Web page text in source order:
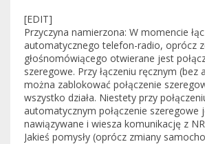
[EDIT]
Przyczyna namierzona: W momencie
automatycznego telefon-radio, oprócz
głośnomówiącego otwierane jest
szeregowe. Przy łączeniu ręcznym (bez
można zablokować połączenie
wszystko działa. Niestety przy
automatycznym połączenie szeregowe
nawiązywane i wiesza komunikację z
Jakieś pomysły (oprócz zmiany